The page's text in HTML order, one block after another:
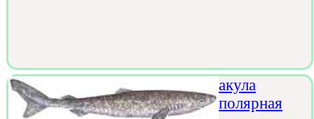
акула
полярная